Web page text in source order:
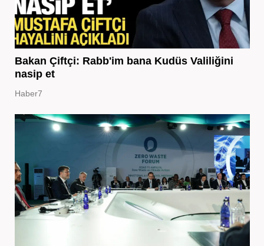
Bakan Çiftçi: Rabb'im bana Kudüs Valiliğini
nasip et
Haber7